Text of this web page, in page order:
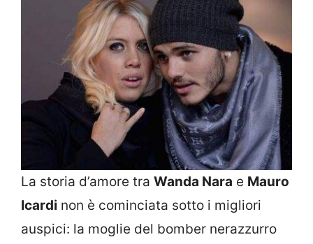
La storia d’amore tra Wanda Nara e Mauro
Icardi non è cominciata sotto i migliori
auspici: la moglie del bomber nerazzurro